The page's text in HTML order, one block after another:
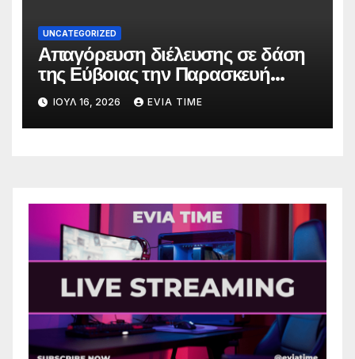
UNCATEGORIZED
Απαγόρευση διέλευσης σε δάση
της Εύβοιας την Παρασκευή
λόγω πολύ υψηλού κινδύνου
πυρκαγιάς
ΙΟΎΛ 16, 2026 EVIA TIME